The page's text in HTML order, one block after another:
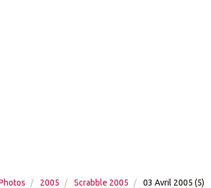
2005 Scrabble 2005 03 Avril 2005 (5)